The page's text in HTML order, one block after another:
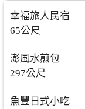
幸福旅人民宿
65公尺
澎風水煎包
297公尺
魚豐日式小吃